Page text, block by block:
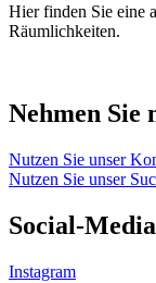
Hier finden Sie eine
Räumlichkeiten.
Nehmen Sie
Nutzen Sie unser
Nutzen Sie unser
Social-Media
Instagram